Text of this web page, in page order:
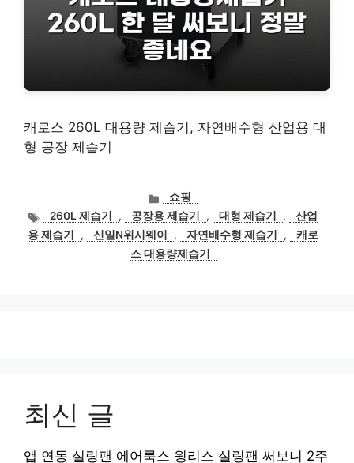
캐로스 260L 대용량 제습기, 자연배수형 산업용 대
형 공장 제습기
카
테
고
리
쇼핑
태
그
260L 제습기 , 공장용 제습기 , 대형 제습기 ,
산업
용 제습기
, 신일N위시웨이 , 자연배수형 제습기 ,
캐로
스 대용량제습기
최신 글
앱 연동 실링팬 에어룩스 윙리스 실링팬 써보니 2주